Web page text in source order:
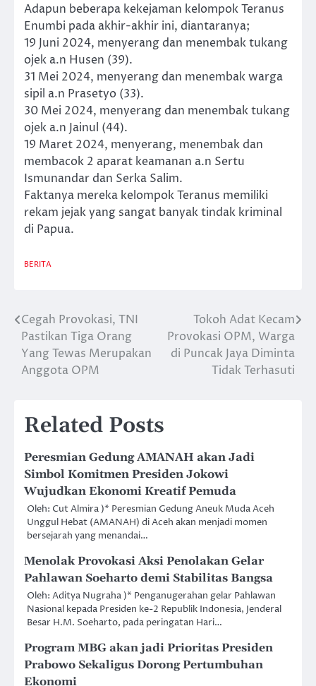
Adapun beberapa kekejaman kelompok Teranus
Enumbi pada akhir-akhir ini, diantaranya;
19 Juni 2024, menyerang dan menembak tukang
ojek a.n Husen (39).
31 Mei 2024, menyerang dan menembak warga
sipil a.n Prasetyo (33).
30 Mei 2024, menyerang dan menembak tukang
ojek a.n Jainul (44).
19 Maret 2024, menyerang, menembak dan
membacok 2 aparat keamanan a.n Sertu
Ismunandar dan Serka Salim.
Faktanya mereka kelompok Teranus memiliki
rekam jejak yang sangat banyak tindak kriminal
di Papua.
BERITA
Post
navigation
Cegah Provokasi, TNI
Pastikan Tiga Orang
Yang Tewas Merupakan
Anggota OPM
Tokoh Adat Kecam
Provokasi OPM, Warga
di Puncak Jaya Diminta
Tidak Terhasuti
Related Posts
Peresmian Gedung AMANAH akan Jadi
Simbol Komitmen Presiden Jokowi
Wujudkan Ekonomi Kreatif Pemuda
Oleh: Cut Almira )* Peresmian Gedung Aneuk Muda Aceh
Unggul Hebat (AMANAH) di Aceh akan menjadi momen
bersejarah yang menandai…
Menolak Provokasi Aksi Penolakan Gelar
Pahlawan Soeharto demi Stabilitas Bangsa
Oleh: Aditya Nugraha )* Penganugerahan gelar Pahlawan
Nasional kepada Presiden ke-2 Republik Indonesia, Jenderal
Besar H.M. Soeharto, pada peringatan Hari…
Program MBG akan jadi Prioritas Presiden
Prabowo Sekaligus Dorong Pertumbuhan
Ekonomi